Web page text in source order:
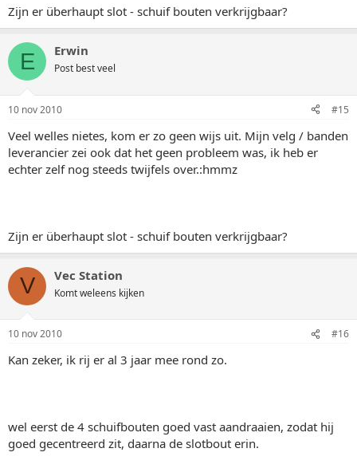
Zijn er überhaupt slot - schuif bouten verkrijgbaar?
E Erwin
Post best veel
10 nov 2010 #15
Veel welles nietes, kom er zo geen wijs uit. Mijn velg / banden
leverancier zei ook dat het geen probleem was, ik heb er
echter zelf nog steeds twijfels over.:hmmz
Zijn er überhaupt slot - schuif bouten verkrijgbaar?
V Vec Station
Komt weleens kijken
10 nov 2010 #16
Kan zeker, ik rij er al 3 jaar mee rond zo.
wel eerst de 4 schuifbouten goed vast aandraaien, zodat hij
goed gecentreerd zit, daarna de slotbout erin.